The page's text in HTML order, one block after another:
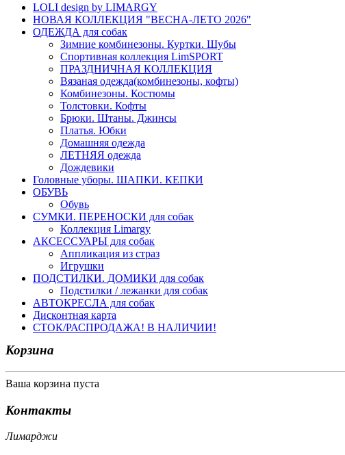
LOLI design by LIMARGY
НОВАЯ КОЛЛЕКЦИЯ "ВЕСНА-ЛЕТО 2026"
ОДЕЖДА для собак
Зимние комбинезоны. Куртки. Шубы
Спортивная коллекция LimSPORT
ПРАЗДНИЧНАЯ КОЛЛЕКЦИЯ
Вязаная одежда(комбинезоны, кофты)
Комбинезоны. Костюмы
Толстовки. Кофты
Брюки. Штаны. Джинсы
Платья. Юбки
Домашняя одежда
ЛЕТНЯЯ одежда
Дождевики
Головные уборы. ШАПКИ. КЕПКИ
ОБУВЬ
Обувь
СУМКИ. ПЕРЕНОСКИ для собак
Коллекция Limargy
АКСЕССУАРЫ для собак
Аппликация из страз
Игрушки
ПОДСТИЛКИ. ДОМИКИ для собак
Подстилки / лежанки для собак
АВТОКРЕСЛА для собак
Дисконтная карта
СТОК/РАСПРОДАЖА! В НАЛИЧИИ!
Корзина
Ваша корзина пуста
Контакты
Лимарджи